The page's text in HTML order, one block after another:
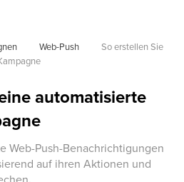
Web-Push
So erstellen Sie
automatisierte
Web-Push-Benachrichtigungen
auf ihren Aktionen und